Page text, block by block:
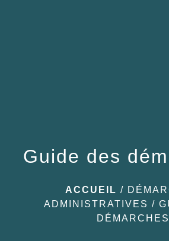
Guide des
ACCUEIL /
ADMINISTRATIVES /
DÉMARCHES